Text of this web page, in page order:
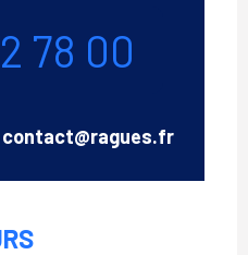
78 00
Email
contact@ragues.fr